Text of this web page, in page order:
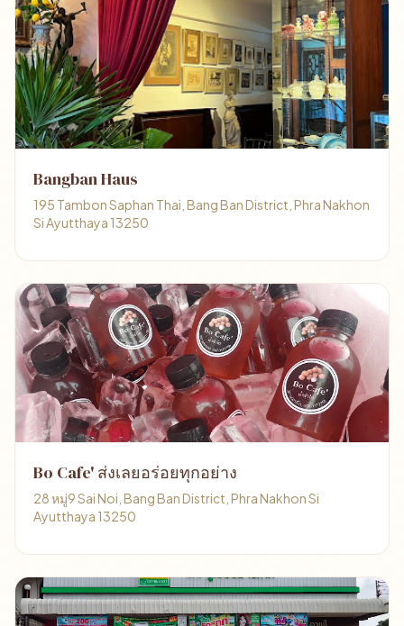
Bangban Haus
195 Tambon Saphan Thai, Bang Ban District, Phra Nakhon
Si Ayutthaya 13250
Bo Cafe' ส่งเลยอร่อยทุกอย่าง
28 หมู่9 Sai Noi, Bang Ban District, Phra Nakhon Si
Ayutthaya 13250